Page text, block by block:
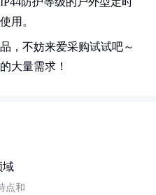
用。
，不妨来爱采购试试吧～
大量需求！
域
点和